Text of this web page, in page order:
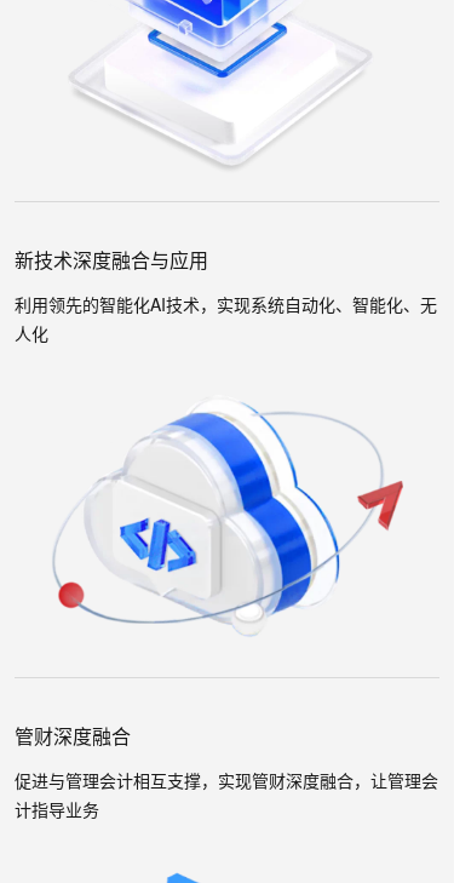
新技术深度融合与应用
利用领先的智能化AI技术，实现系统自动化、智能化、无
人化
管财深度融合
促进与管理会计相互支撑，实现管财深度融合，让管理会
计指导业务